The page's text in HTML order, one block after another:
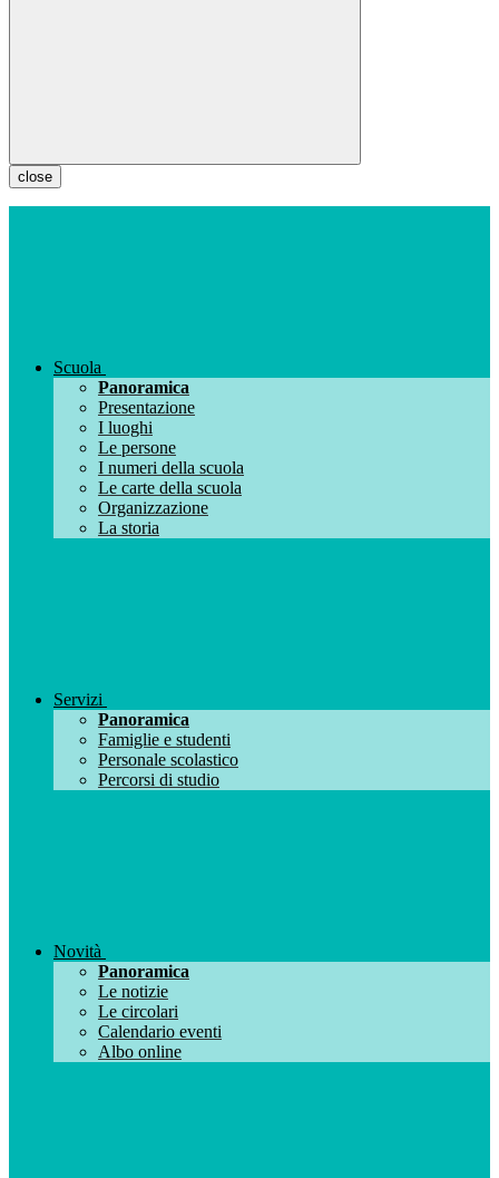
close
Scuola
Panoramica
Presentazione
I luoghi
Le persone
I numeri della scuola
Le carte della scuola
Organizzazione
La storia
Servizi
Panoramica
Famiglie e studenti
Personale scolastico
Percorsi di studio
Novità
Panoramica
Le notizie
Le circolari
Calendario eventi
Albo online